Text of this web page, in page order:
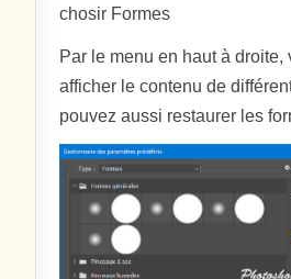
chosir Formes
Par le menu en haut à droite,
afficher le contenu de
pouvez aussi restaurer les